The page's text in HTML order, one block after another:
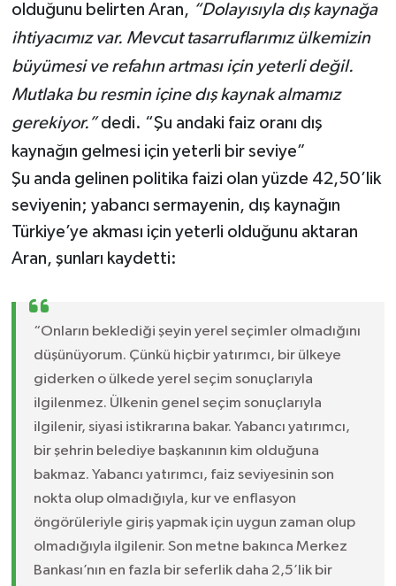
olduğunu belirten Aran, “Dolayısıyla dış kaynağa
ihtiyacımız var. Mevcut tasarruflarımız ülkemizin
büyümesi ve refahın artması için yeterli değil.
Mutlaka bu resmin içine dış kaynak almamız
gerekiyor.”dedi. “Şu andaki faiz oranı dış
kaynağın gelmesi için yeterli bir seviye”
Şu anda gelinen politika faizi olan yüzde 42,50’lik
seviyenin; yabancı sermayenin, dış kaynağın
Türkiye’ye akması için yeterli olduğunu aktaran
Aran, şunları kaydetti:
“Onların beklediği şeyin yerel seçimler olmadığını
düşünüyorum. Çünkü hiçbir yatırımcı, bir ülkeye
giderken o ülkede yerel seçim sonuçlarıyla
ilgilenmez. Ülkenin genel seçim sonuçlarıyla
ilgilenir, siyasi istikrarına bakar. Yabancı yatırımcı,
bir şehrin belediye başkanının kim olduğuna
bakmaz. Yabancı yatırımcı, faiz seviyesinin son
nokta olup olmadığıyla, kur ve enflasyon
öngörüleriyle giriş yapmak için uygun zaman olup
olmadığıyla ilgilenir. Son metne bakınca Merkez
Bankası’nın en fazla bir seferlik daha 2,5’lik bir